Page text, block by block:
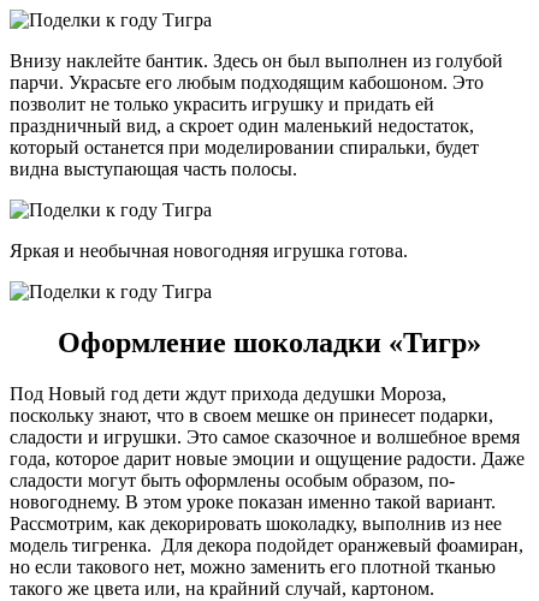
Внизу наклейте бантик. Здесь он был выполнен из голубой
парчи. Украсьте его любым подходящим кабошоном. Это
позволит не только украсить игрушку и придать ей
праздничный вид, а скроет один маленький недостаток,
который останется при моделировании спиральки, будет
видна выступающая часть полосы.
Яркая и необычная новогодняя игрушка готова.
Оформление шоколадки «Тигр»
Под Новый год дети ждут прихода дедушки Мороза,
поскольку знают, что в своем мешке он принесет подарки,
сладости и игрушки. Это самое сказочное и волшебное время
года, которое дарит новые эмоции и ощущение радости. Даже
сладости могут быть оформлены особым образом, по-
новогоднему. В этом уроке показан именно такой вариант.
Рассмотрим, как декорировать шоколадку, выполнив из нее
модель тигренка. Для декора подойдет оранжевый фоамиран,
но если такового нет, можно заменить его плотной тканью
такого же цвета или, на крайний случай, картоном.